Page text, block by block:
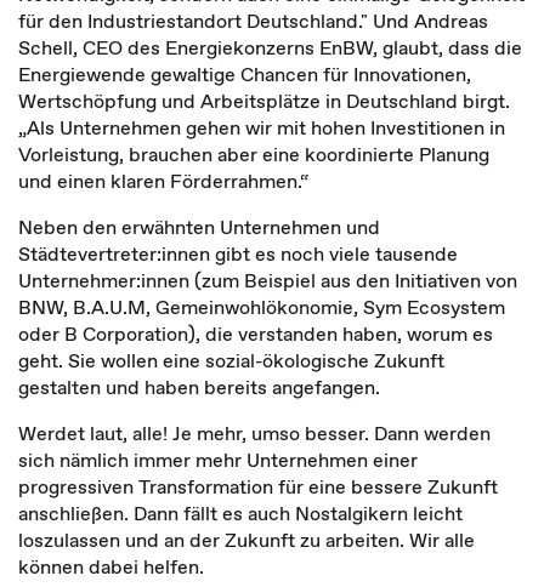
für den Industriestandort Deutschland." Und Andreas
Schell, CEO des Energiekonzerns EnBW, glaubt, dass die
Energiewende gewaltige Chancen für Innovationen,
Wertschöpfung und Arbeitsplätze in Deutschland birgt.
„Als Unternehmen gehen wir mit hohen Investitionen in
Vorleistung, brauchen aber eine koordinierte Planung
und einen klaren Förderrahmen.“
Neben den erwähnten Unternehmen und
Städtevertreter:innen gibt es noch viele tausende
Unternehmer:innen (zum Beispiel aus den Initiativen von
BNW, B.A.U.M, Gemeinwohlökonomie, Sym Ecosystem
oder B Corporation), die verstanden haben, worum es
geht. Sie wollen eine sozial-ökologische Zukunft
gestalten und haben bereits angefangen.
Werdet laut, alle! Je mehr, umso besser. Dann werden
sich nämlich immer mehr Unternehmen einer
progressiven Transformation für eine bessere Zukunft
anschließen. Dann fällt es auch Nostalgikern leicht
loszulassen und an der Zukunft zu arbeiten. Wir alle
können dabei helfen.